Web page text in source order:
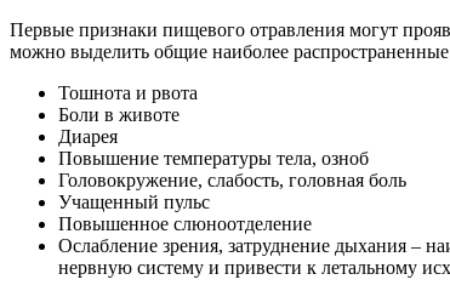
Первые признаки пищевого отравления могут
можно выделить общие наиболее
Тошнота и рвота
Боли в животе
Диарея
Повышение температуры тела, озноб
Головокружение, слабость, головная боль
Учащенный пульс
Повышенное слюноотделение
Ослабление зрения, затруднение дыхания –
нервную систему и привести к летальному